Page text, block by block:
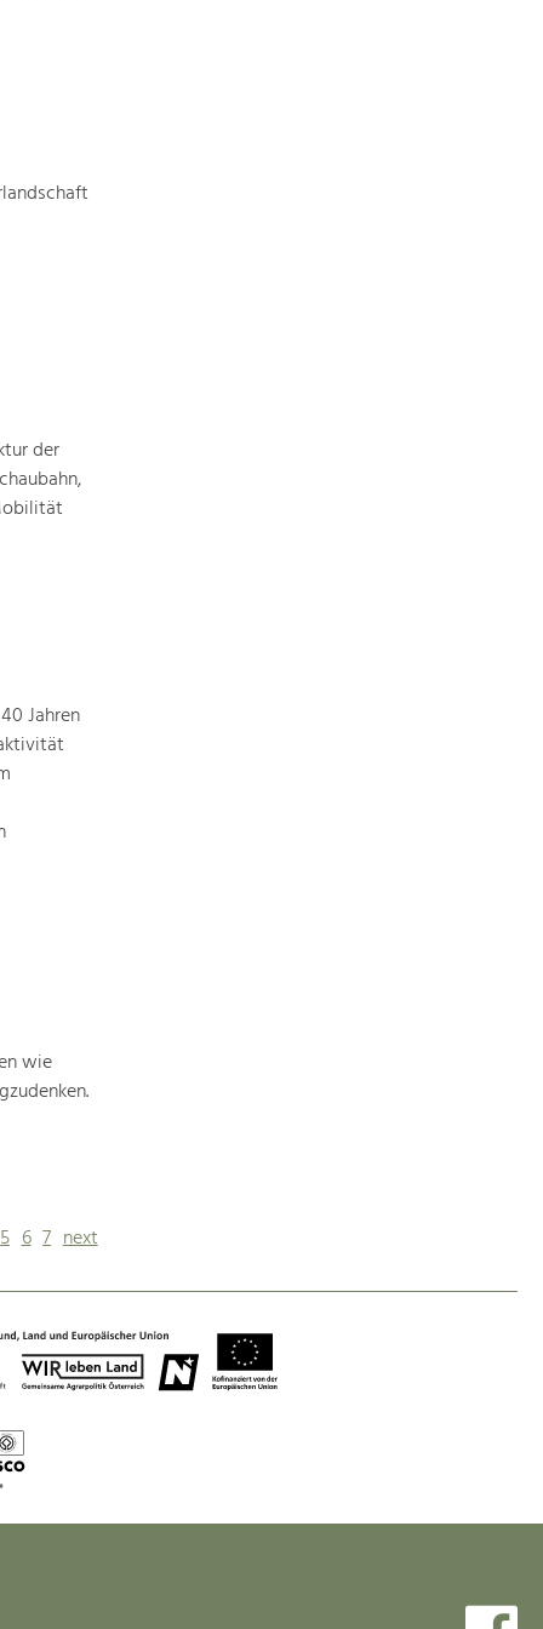
der
Jahren
wie
5 6 7 next